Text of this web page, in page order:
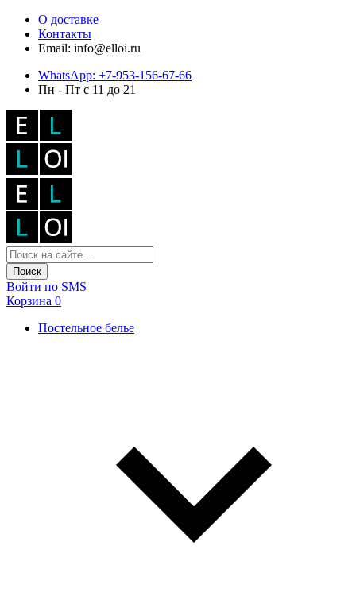
О доставке
Контакты
Email: info@elloi.ru
WhatsApp: +7-953-156-67-66
Пн - Пт с 11 до 21
Поиск
Войти по SMS
Корзина 0
Постельное белье